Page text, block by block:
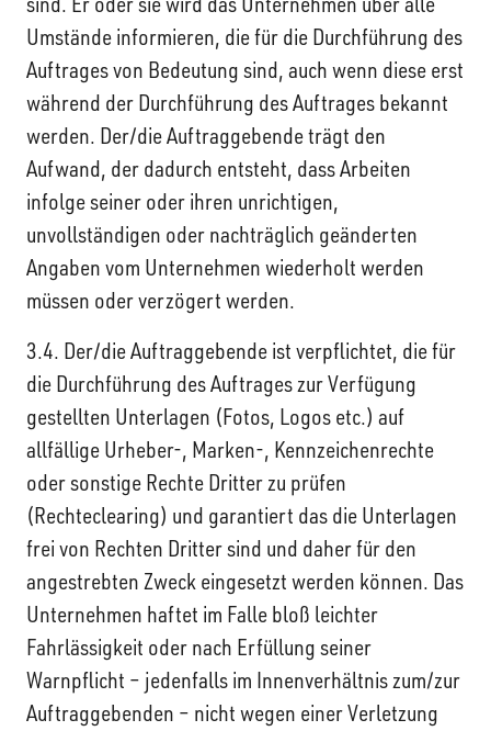
Umstände informieren, die für die Durchführung des
Auftrages von Bedeutung sind, auch wenn diese erst
während der Durchführung des Auftrages bekannt
werden. Der/die Auftraggebende trägt den
Aufwand, der dadurch entsteht, dass Arbeiten
infolge seiner oder ihren unrichtigen,
unvollständigen oder nachträglich geänderten
Angaben vom Unternehmen wiederholt werden
müssen oder verzögert werden.
3.4. Der/die Auftraggebende ist verpflichtet, die für
die Durchführung des Auftrages zur Verfügung
gestellten Unterlagen (Fotos, Logos etc.) auf
allfällige Urheber-, Marken-, Kennzeichenrechte
oder sonstige Rechte Dritter zu prüfen
(Rechteclearing) und garantiert das die Unterlagen
frei von Rechten Dritter sind und daher für den
angestrebten Zweck eingesetzt werden können. Das
Unternehmen haftet im Falle bloß leichter
Fahrlässigkeit oder nach Erfüllung seiner
Warnpflicht – jedenfalls im Innenverhältnis zum/zur
Auftraggebenden – nicht wegen einer Verletzung